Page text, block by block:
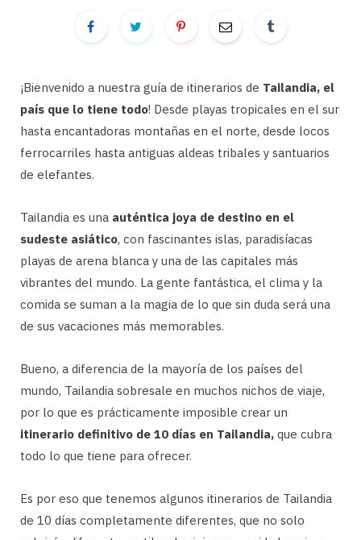
¡Bienvenido a nuestra guía de itinerarios de Tailandia, el
país que lo tiene todo! Desde playas tropicales en el sur
hasta encantadoras montañas en el norte, desde locos
ferrocarriles hasta antiguas aldeas tribales y santuarios
de elefantes.
Tailandia es una auténtica joya de destino en el
sudeste asiático, con fascinantes islas, paradisíacas
playas de arena blanca y una de las capitales más
vibrantes del mundo. La gente fantástica, el clima y la
comida se suman a la magia de lo que sin duda será una
de sus vacaciones más memorables.
Bueno, a diferencia de la mayoría de los países del
mundo, Tailandia sobresale en muchos nichos de viaje,
por lo que es prácticamente imposible crear un
itinerario definitivo de 10 días en Tailandia, que cubra
todo lo que tiene para ofrecer.
Es por eso que tenemos algunos itinerarios de Tailandia
de 10 días completamente diferentes, que no solo